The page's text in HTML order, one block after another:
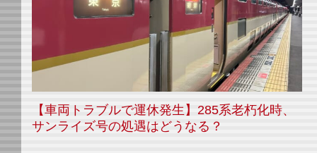
【車両トラブルで運休発生】285系老朽化時、
サンライズ号の処遇はどうなる？